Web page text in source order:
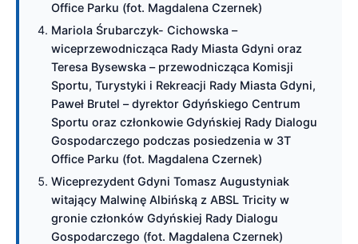
Office Parku (fot. Magdalena Czernek)
Mariola Śrubarczyk- Cichowska –
wiceprzewodnicząca Rady Miasta Gdyni oraz
Teresa Bysewska – przewodnicząca Komisji
Sportu, Turystyki i Rekreacji Rady Miasta Gdyni,
Paweł Brutel – dyrektor Gdyńskiego Centrum
Sportu oraz członkowie Gdyńskiej Rady Dialogu
Gospodarczego podczas posiedzenia w 3T
Office Parku (fot. Magdalena Czernek)
Wiceprezydent Gdyni Tomasz Augustyniak
witający Malwinę Albińską z ABSL Tricity w
gronie członków Gdyńskiej Rady Dialogu
Gospodarczego (fot. Magdalena Czernek)